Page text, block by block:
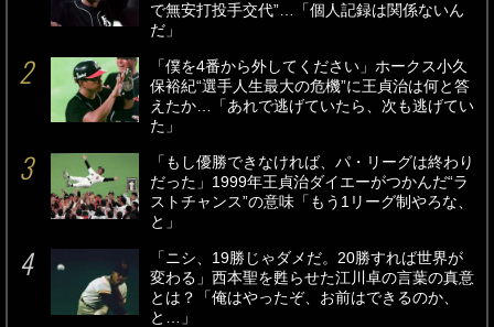
で無安打投手交代”…「個人記録は関係ないん
だ」
「僕を4番から外してください」ホークス小久
保裕紀“選手人生最大の危機”に王貞治は何と答
えたか…「あれで逃げていたら、次も逃げてい
た」
「もし優勝できなければ、パ・リーグは終わり
だった」1999年王貞治ダイエーがつかんだ“ラ
ストチャンス”の意味「もう1リーグ制やろな、
と」
「ニシ、19勝じゃダメだ。20勝すれば世界が
変わる」西本聖を甦らせた江川卓の言葉の真意
とは？「俺はやったぞ、お前はできるのか、
と…」